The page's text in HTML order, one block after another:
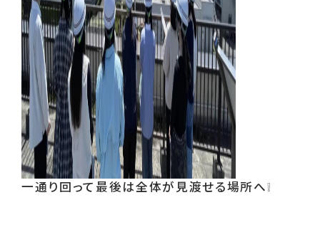
一通り回って最後は全体が見渡せる場所へ❕